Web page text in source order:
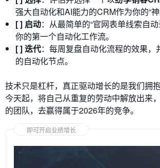
强大自动化和AI能力的CRM作为你的“神
[ ] 启动：从最简单的“官网表单线索自
你的第一个自动化工作流。
[ ] 迭代：每周复盘自动化流程的效果，
的自动化节点。
技术只是杠杆，真正驱动增长的是我们拥
今天起，将自己从重复的劳动中解放出来
的团队，去赢得属于2026年的竞争。
即可开启业绩增长